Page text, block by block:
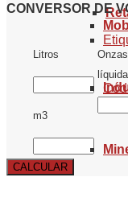
CONVERSOR DE
Onzas
Litros
m3
CALCULAR